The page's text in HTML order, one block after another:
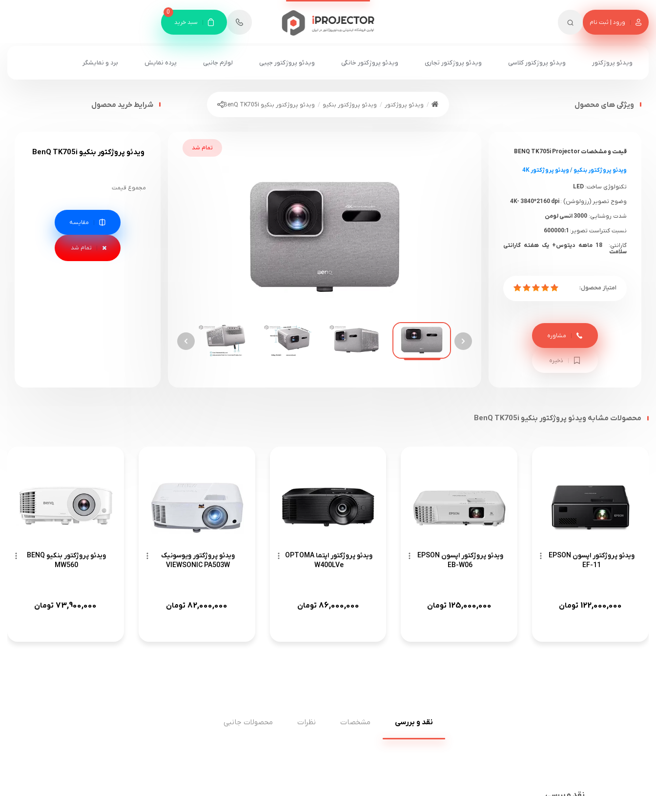
ورود | ثبت نام
8
سبد خرید
0
ویدئو پروژکتور ویدئو پروژکتور کلاسی ویدئو پروژکتور تجاری ویدئو پروژکتور خانگی ویدئو پروژکتور جیبی لوازم جانبی پرده نمایش برد و نمایشگر
ویدئو پروژکتور ویدئو پروژکتور بنکیو ویدئو پروژکتور بنکیو BenQ TK705i
تمام شد
شرایط خرید محصول
ویدئو پروژکتور بنکیو BenQ TK705i
مجموع قیمت
مقایسه
ویژگی های محصول
قیمت و مشخصات BENQ TK705i Projector
ویدئو پروژکتور بنکیو/ویدئو پروژکتور 4K
تکنولوژی ساخت: LED
وضوح تصویر (رزولوشن) :
شدت روشنایی: 3000 انسی لومن
نسبت کنتراست تصویر:
گارانتی:
18 ماهه دیتوس+ یک هفته گارانتی
سلامت
ذخیره
مشاوره
محصولات مشابه ویدئو پروژکتور بنکیو BenQ TK705i
ویدئو پروژکتور اپسون EPSON
EF-11
122,000,000 تومان
ویدئو پروژکتور اپسون EPSON
EB-W06
125,000,000 تومان
ویدئو پروژکتور اپتما OPTOMA
W400LVe
86,000,000 تومان
ویدئو پروژکتور ویوسونیک
VIEWSONIC PA503W
82,000,000 تومان
ویدئو پروژکتور بنکیو BENQ
MW560
73,900,000 تومان
نقد و بررسی مشخصات نظرات محصولات جانبی